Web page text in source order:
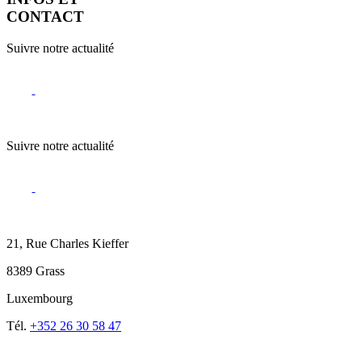
CONTACT
Suivre notre actualité
Suivre notre actualité
21, Rue Charles Kieffer
8389 Grass
Luxembourg
Tél. +352 26 30 58 47